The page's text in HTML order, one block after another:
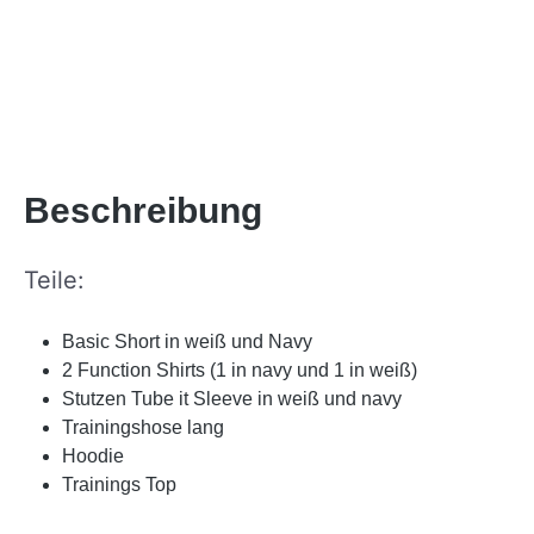
Beschreibung
Teile:
Basic Short in weiß und Navy
2 Function Shirts (1 in navy und 1 in weiß)
Stutzen Tube it Sleeve in weiß und navy
Trainingshose lang
Hoodie
Trainings Top